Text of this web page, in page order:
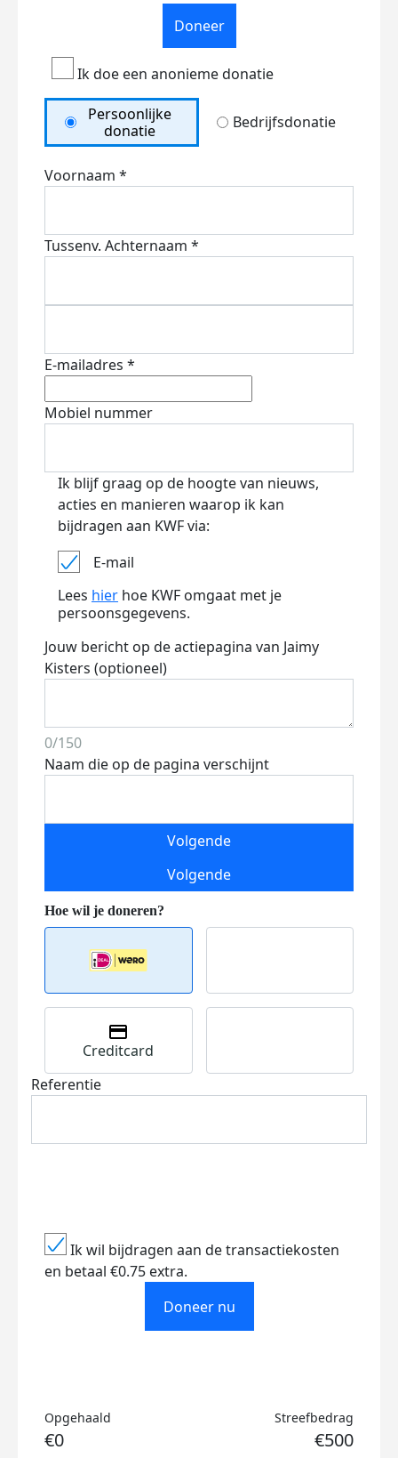
Doneer
Ik doe een anonieme donatie
Persoonlijke
donatie
Bedrijfsdonatie
Voornaam *
Tussenv. Achternaam *
E-mailadres *
Mobiel nummer
Ik blijf graag op de hoogte van nieuws,
acties en manieren waarop ik kan
bijdragen aan KWF via:
E-mail
Lees hier hoe KWF omgaat met je
persoonsgegevens.
Jouw bericht op de actiepagina van Jaimy
Kisters (optioneel)
0/150
Naam die op de pagina verschijnt
Volgende
Volgende
Creditcard
Referentie
Ik wil bijdragen aan de transactiekosten
en betaal €0.75 extra.
Doneer nu
Opgehaald
€0
Streefbedrag
€500